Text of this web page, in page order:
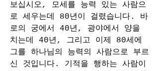
보십시오, 모세를 능력 있는 사람으
로 세우는데 80년이 걸렸습니다. 바
로의 궁에서 40년, 광야에서 양을
치는데 40년, 그리고 이제 80세에
그를 하나님의 능력의 사람으로 부르
신 것입니다. 기적을 행하는 사람이